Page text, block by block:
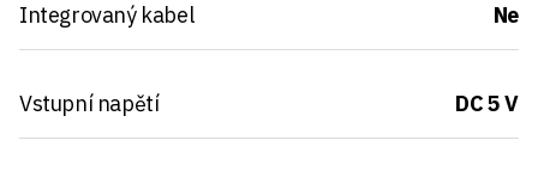
Integrovaný kabel Ne
Vstupní napětí DC 5 V